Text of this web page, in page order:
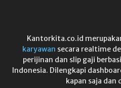
Kantorkita.co.id
karyawan secara realtime
perijinan dan slip gaji
Indonesia. Dilengkapi
kapan saja dan